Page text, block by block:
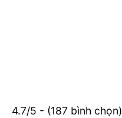
4.7/5 - (187 bình chọn)